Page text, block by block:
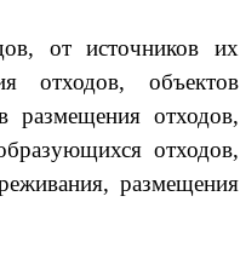
от источников их
отходов, объектов
размещения отходов,
отходов,
размещения